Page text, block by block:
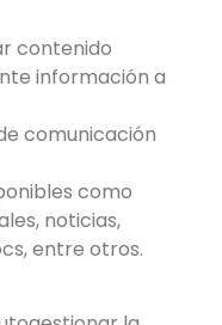
contenido
información a
comunicación
como
noticias,
entre otros.